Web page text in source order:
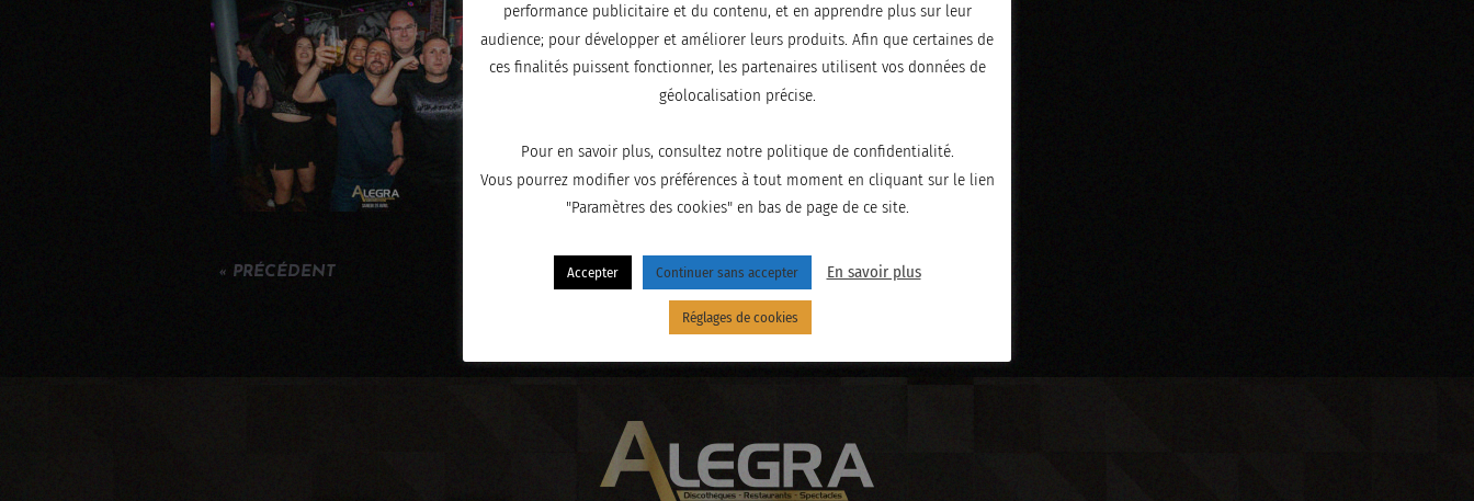
« PRÉCÉDENT
performance publicitaire et du contenu, et en apprendre plus sur leur
audience; pour développer et améliorer leurs produits. Afin que certaines de
ces finalités puissent fonctionner, les partenaires utilisent vos données de
géolocalisation précise.
Pour en savoir plus, consultez notre politique de confidentialité.
Vous pourrez modifier vos préférences à tout moment en cliquant sur le lien
"Paramètres des cookies" en bas de page de ce site.
Accepter Continuer sans accepter En savoir plus
Réglages de cookies